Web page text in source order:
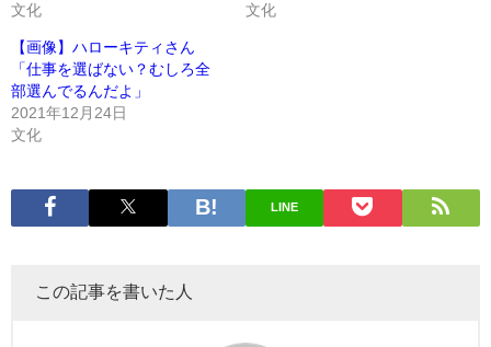
文化
文化
【画像】ハローキティさん
「仕事を選ばない？むしろ全
部選んでるんだよ」
2021年12月24日
文化
LINE
この記事を書いた人